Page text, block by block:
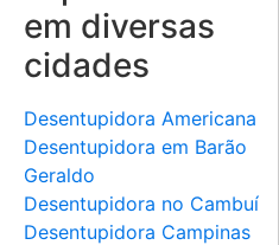
em diversas
cidades
Desentupidora Americana
Desentupidora em Barão
Geraldo
Desentupidora no Cambuí
Desentupidora Campinas